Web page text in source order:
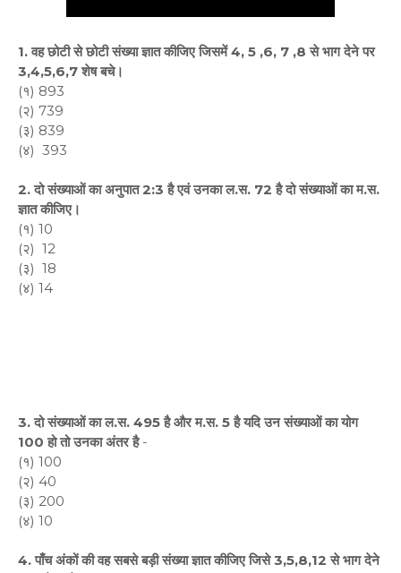
1. वह छोटी से छोटी संख्या ज्ञात कीजिए जिसमें 4, 5 ,6, 7 ,8 से भाग देने पर
3,4,5,6,7 शेष बचे।
(१) 893
(२) 739
(३) 839
(४) 393
2. दो संख्याओं का अनुपात 2:3 है एवं उनका ल.स. 72 है दो संख्याओं का म.स.
ज्ञात कीजिए।
(१) 10
(२) 12
(३) 18
(४) 14
3. दो संख्याओं का ल.स. 495 है और म.स. 5 है यदि उन संख्याओं का योग
100 हो तो उनका अंतर है -
(१) 100
(२) 40
(३) 200
(४) 10
4. पाँच अंकों की वह सबसे बड़ी संख्या ज्ञात कीजिए जिसे 3,5,8,12 से भाग देने